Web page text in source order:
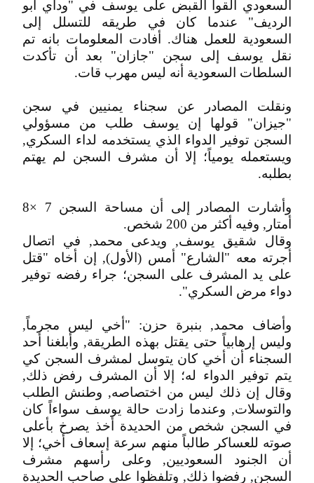
السعودي ألقوا القبض على يوسف في "وداي أبو
الرديف" عندما كان في طريقه للتسلل إلى
السعودية للعمل هناك. أفادت المعلومات بانه تم
نقل يوسف إلى سجن "جازان" بعد أن تأكدت
السلطات السعودية أنه ليس مهرب قات.
ونقلت المصادر عن سجناء يمنيين في سجن
"جيزان" قولها إن يوسف طلب من مسؤولي
السجن توفير الدواء الذي يستخدمه لداء السكري,
ويستعمله يومياً؛ إلا أن مشرف السجن لم يهتم
بطلبه.
وأشارت المصادر إلى أن مساحة السجن 7 ×8
أمتار, وفيه أكثر من 200 شخص.
وقال شقيق يوسف, ويدعى محمد, في اتصال
أجرته معه "الشارع" أمس (الأول), إن أخاه "قتل
على يد المشرف على السجن؛ جراء رفضه توفير
دواء مرض السكري".
وأضاف محمد, بنبرة حزن: "أخي ليس مجرماً,
وليس إرهابياً حتى يقتل بهذه الطريقة, وأبلغنا أحد
السجناء أن أخي كان يتوسل لمشرف السجن كي
يتم توفير الدواء له؛ إلا أن المشرف رفض ذلك,
وقال إن ذلك ليس من اختصاصه, وطنش الطلب
والتوسلات, وعندما زادت حالة يوسف سواءاً كان
في السجن شخص من الحديدة أخذ يصرخ بأعلى
صوته للعساكر طالباً منهم سرعة إسعاف أخي؛ إلا
أن الجنود السعوديين, وعلى رأسهم مشرف
السجن, رفضوا ذلك, وتلفظوا على صاحب الحديدة